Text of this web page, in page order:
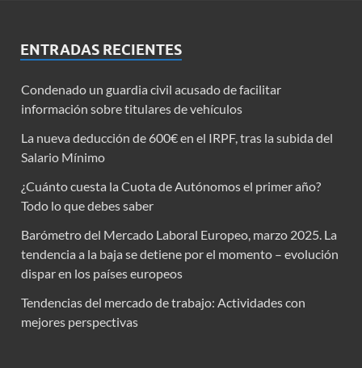
ENTRADAS RECIENTES
Condenado un guardia civil acusado de facilitar
información sobre titulares de vehículos
La nueva deducción de 600€ en el IRPF, tras la subida del
Salario Mínimo
¿Cuánto cuesta la Cuota de Autónomos el primer año?
Todo lo que debes saber
Barómetro del Mercado Laboral Europeo, marzo 2025. La
tendencia a la baja se detiene por el momento – evolución
dispar en los países europeos
Tendencias del mercado de trabajo: Actividades con
mejores perspectivas